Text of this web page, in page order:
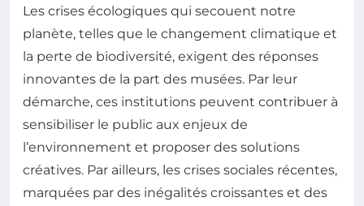
Les crises écologiques qui secouent notre
planète, telles que le changement climatique et
la perte de biodiversité, exigent des réponses
innovantes de la part des musées. Par leur
démarche, ces institutions peuvent contribuer à
sensibiliser le public aux enjeux de
l’environnement et proposer des solutions
créatives. Par ailleurs, les crises sociales récentes,
marquées par des inégalités croissantes et des